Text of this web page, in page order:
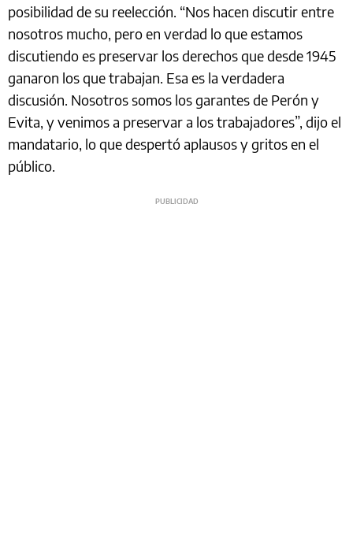
posibilidad de su reelección. “Nos hacen discutir entre
nosotros mucho, pero en verdad lo que estamos
discutiendo es preservar los derechos que desde 1945
ganaron los que trabajan. Esa es la verdadera
discusión. Nosotros somos los garantes de Perón y
Evita, y venimos a preservar a los trabajadores”, dijo el
mandatario, lo que despertó aplausos y gritos en el
público.